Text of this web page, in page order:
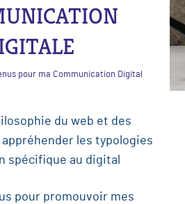
pour ma Communication Digitale
du web et des
les typologies
spécifique au digital
pour promouvoir mes